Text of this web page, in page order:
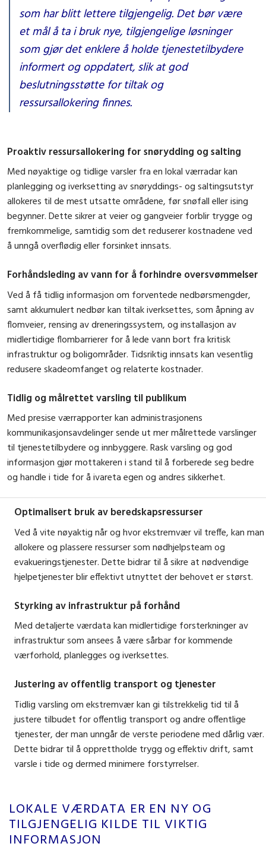
som har blitt lettere tilgjengelig. Det bør være
et mål å ta i bruk nye, tilgjengelige løsninger
som gjør det enklere å holde tjenestetilbydere
informert og oppdatert, slik at god
beslutningsstøtte for tiltak og
ressursallokering finnes.
Proaktiv ressursallokering for snørydding og salting
Med nøyaktige og tidlige varsler fra en lokal værradar kan
planlegging og iverksetting av snøryddings- og saltingsutstyr
allokeres til de mest utsatte områdene, før snøfall eller ising
begynner. Dette sikrer at veier og gangveier forblir trygge og
fremkommelige, samtidig som det reduserer kostnadene ved
å unngå overflødig eller forsinket innsats.
Forhåndsleding av vann for å forhindre oversvømmelser
Ved å få tidlig informasjon om forventede nedbørsmengder,
samt akkumulert nedbør kan tiltak iverksettes, som åpning av
flomveier, rensing av dreneringssystem, og installasjon av
midlertidige flombarrierer for å lede vann bort fra kritisk
infrastruktur og boligområder. Tidsriktig innsats kan vesentlig
redusere skadeomfanget og relaterte kostnader.
Tidlig og målrettet varsling til publikum
Med presise værrapporter kan administrasjonens
kommunikasjonsavdelinger sende ut mer målrettede varslinger
til tjenestetilbydere og innbyggere. Rask varsling og god
informasjon gjør mottakeren i stand til å forberede seg bedre
og handle i tide for å ivareta egen og andres sikkerhet.
Optimalisert bruk av beredskapsressurser
Ved å vite nøyaktig når og hvor ekstremvær vil treffe, kan man
allokere og plassere ressurser som nødhjelpsteam og
evakueringstjenester. Dette bidrar til å sikre at nødvendige
hjelpetjenester blir effektivt utnyttet der behovet er størst.
Styrking av infrastruktur på forhånd
Med detaljerte værdata kan midlertidige forsterkninger av
infrastruktur som ansees å være sårbar for kommende
værforhold, planlegges og iverksettes.
Justering av offentlig transport og tjenester
Tidlig varsling om ekstremvær kan gi tilstrekkelig tid til å
justere tilbudet for offentlig transport og andre offentlige
tjenester, der man unngår de verste periodene med dårlig vær.
Dette bidrar til å opprettholde trygg og effektiv drift, samt
varsle i tide og dermed minimere forstyrrelser.
LOKALE VÆRDATA ER EN NY OG
TILGJENGELIG KILDE TIL VIKTIG
INFORMASJON